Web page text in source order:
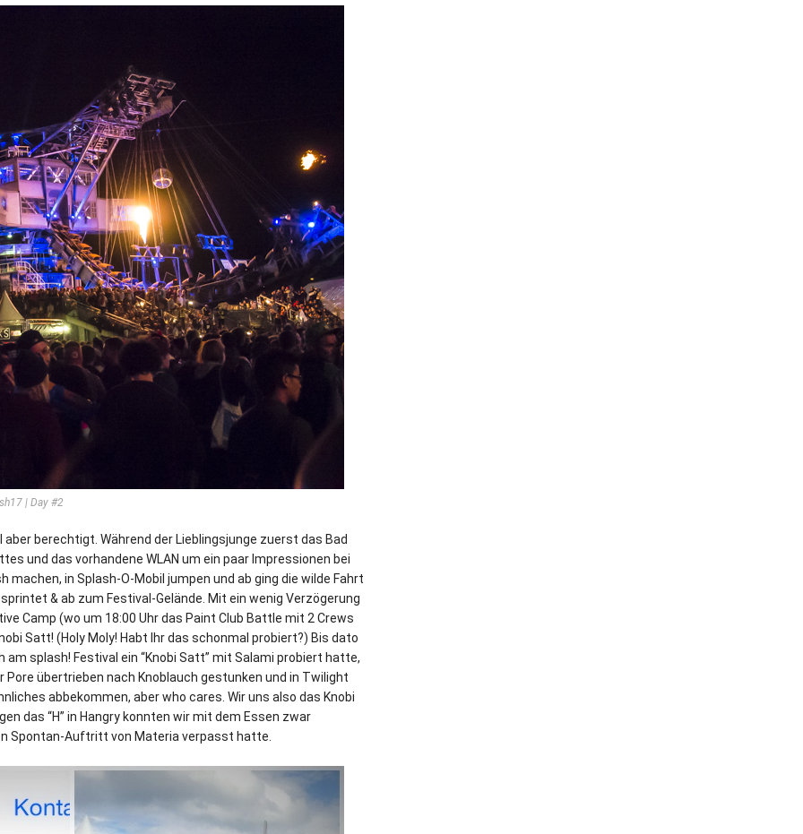
| Day #2
berechtigt. Während der Lieblingsjunge zuerst das Bad
und das vorhandene WLAN um ein paar Impressionen bei
machen, in Splash-O-Mobil jumpen und ab ging die wilde Fahrt
& ab zum Festival-Gelände. Mit ein wenig Verzögerung
Camp (wo um 18:00 Uhr das Paint Club Battle mit 2 Crews
Satt! (Holy Moly! Habt Ihr das schonmal probiert?) Bis dato
splash! Festival ein “Knobi Satt” mit Salami probiert hatte,
Pore übertrieben nach Knoblauch gestunken und in Twilight
abbekommen, aber who cares. Wir uns also das Knobi
das “H” in Hangry konnten wir mit dem Essen zwar
Spontan-Auftritt von Materia verpasst hatte.